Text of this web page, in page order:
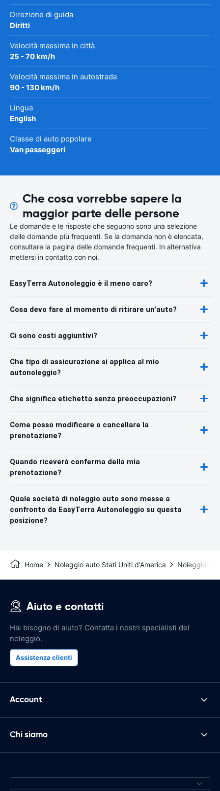
Direzione di guida
Diritti
Velocità massima in città
25 - 70 km/h
Velocità massima in autostrada
90 - 130 km/h
Lingua
English
Classe di auto popolare
Van passeggeri
Che cosa vorrebbe sapere la
maggior parte delle persone
Le domande e le risposte che seguono sono una selezione
delle domande più frequenti. Se la domanda non è elencata,
consultare la pagina delle domande frequenti. In alternativa
mettersi in contatto con noi.
EasyTerra Autonoleggio è il meno caro?
Cosa devo fare al momento di ritirare un'auto?
Ci sono costi aggiuntivi?
Che tipo di assicurazione si applica al mio
autonoleggio?
Che significa etichetta senza preoccupazioni?
Come posso modificare o cancellare la
prenotazione?
Quando riceverò conferma della mia
prenotazione?
Quale società di noleggio auto sono messe a
confronto da EasyTerra Autonoleggio su questa
posizione?
Home Noleggio auto Stati Uniti d'America Noleggio
Aiuto e contatti
Hai bisogno di aiuto? Contatta i nostri specialisti del
noleggio.
Assistenza clienti
Account
Chi siamo